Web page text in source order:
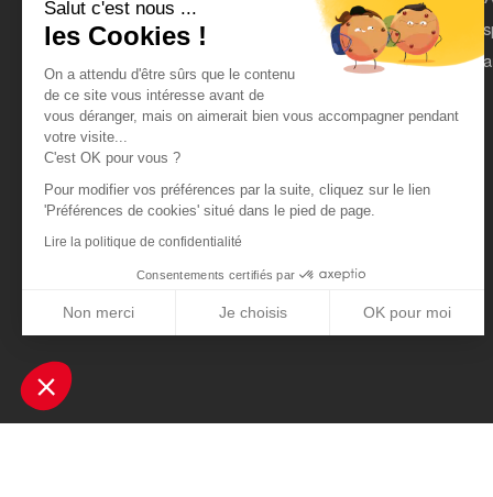
Salut c'est nous ...
les Cookies !
On a attendu d'être sûrs que le contenu
de ce site vous intéresse avant de
vous déranger, mais on aimerait bien vous accompagner pendant
votre visite...
C'est OK pour vous ?
Pour modifier vos préférences par la suite, cliquez sur le lien
'Préférences de cookies' situé dans le pied de page.
Lire la politique de confidentialité
Consentements certifiés par
Non merci Je choisis OK pour moi
Notre plateforme vous permet d'adapter et de gérer vos
On parle de nous
CGU
Données personnelles